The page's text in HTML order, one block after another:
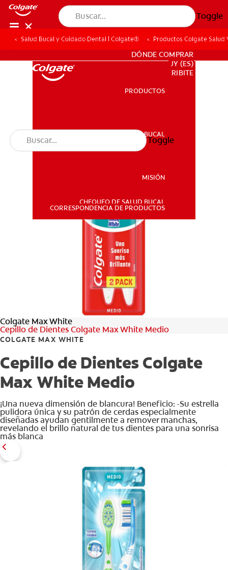
Toggle
SALUD BUCAL
CORRESPONDENCIA DE PRODUCTOS
SUSCRIBITE
PARA PROFESIONALES
DÓNDE COMPRAR
UY (ES)
SUSCRIBITE
PRODUCTOS
SALUD BUCAL
MISIÓN
CHEQUEO DE SALUD BUCAL
CORRESPONDENCIA DE PRODUCTOS
Toggle
Salud Bucal y Cuidado Dental | Colgate® Productos Colgate
Colgate Max White
Cepillo de Dientes Colgate Max White Medio
COLGATE MAX WHITE
Cepillo de Dientes Colgate
Max White Medio
¡Una nueva dimensión de blancura! Beneficio: -Su estrella
pulidora única y su patrón de cerdas especialmente
diseñadas ayudan gentilmente a remover manchas,
revelando el brillo natural de tus dientes para una sonrisa
más blanca